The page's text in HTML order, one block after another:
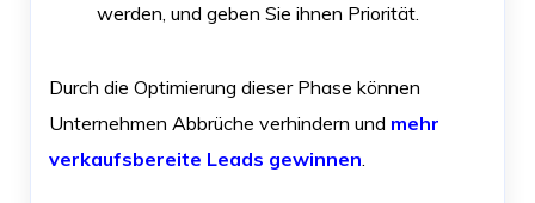
werden, und geben Sie ihnen Priorität.
Durch die Optimierung dieser Phase können
Unternehmen Abbrüche verhindern und mehr
verkaufsbereite Leads gewinnen.